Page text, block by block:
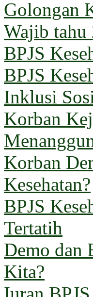
Golongan
Wajib tahu
BPJS
BPJS
Inklusi
Korban
Korban
Kesehatan?
BPJS
Tertatih
Demo dan
Kita?